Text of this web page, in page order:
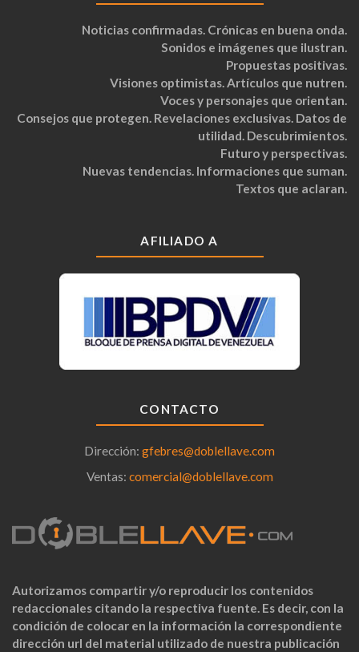
Noticias confirmadas. Crónicas en buena onda.
Sonidos e imágenes que ilustran.
Propuestas positivas.
Visiones optimistas. Artículos que nutren.
Voces y personajes que orientan.
Consejos que protegen. Revelaciones exclusivas. Datos de
utilidad. Descubrimientos.
Futuro y perspectivas.
Nuevas tendencias. Informaciones que suman.
Textos que aclaran.
AFILIADO A
CONTACTO
Dirección: gfebres@doblellave.com
Ventas: comercial@doblellave.com
Autorizamos compartir y/o reproducir los contenidos
redaccionales citando la respectiva fuente. Es decir, con la
condición de colocar en la información la correspondiente
dirección url del material utilizado de nuestra publicación